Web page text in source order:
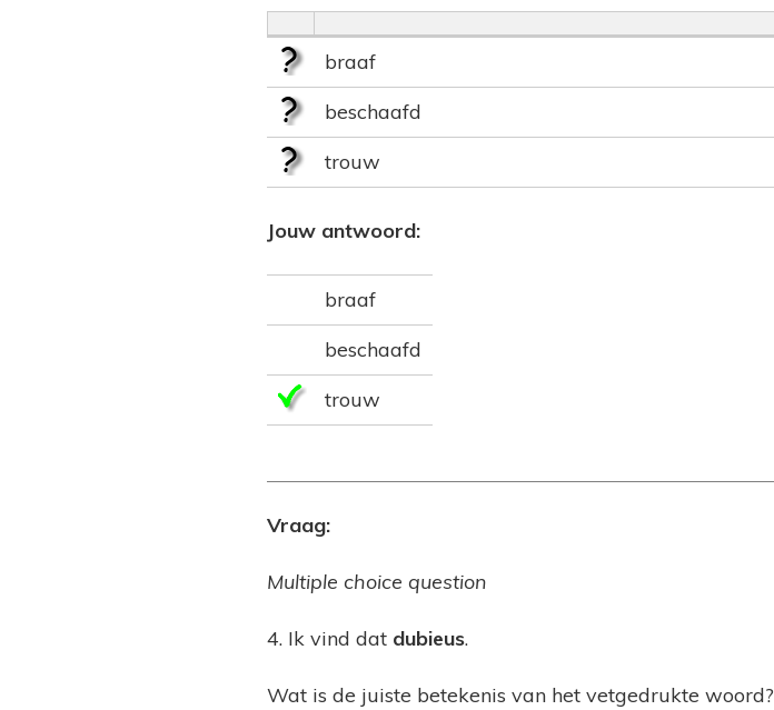
braaf
beschaafd
trouw
Jouw antwoord:
braaf
beschaafd
trouw
Vraag:
Multiple choice question
4. Ik vind dat dubieus.
Wat is de juiste betekenis van het vetgedrukte woord?